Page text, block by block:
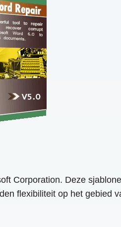
Corporation. Deze
flexibiliteit op het gebied